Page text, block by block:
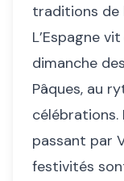
traditions de
L’Espagne
dimanche
Pâques, au
célébrations.
passant par
festivités